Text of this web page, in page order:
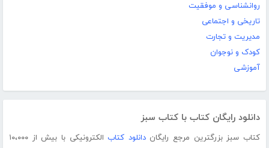
روانشناسی و موفقیت
تاریخی و اجتماعی
مدیریت و تجارت
کودک و نوجوان
آموزشی
دانلود رایگان کتاب با کتاب سبز
کتاب سبز بزرگترین مرجع رایگاندانلود کتاب
الکترونیکی با بیش از ۱۰،۰۰۰